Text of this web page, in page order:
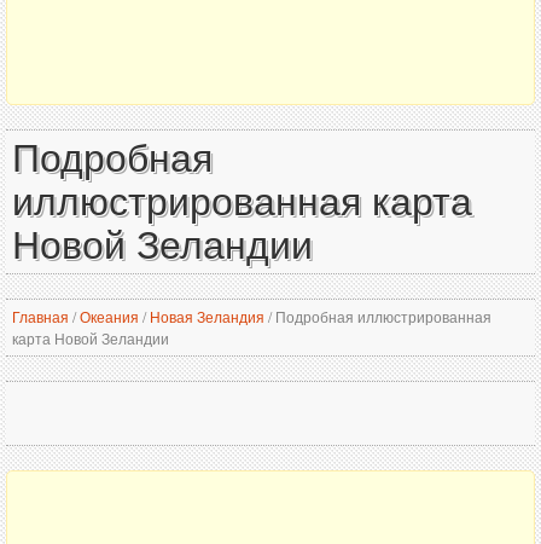
Подробная
иллюстрированная карта
Новой Зеландии
Главная /Океания / Новая Зеландия /Подробная иллюстрированная
карта Новой Зеландии